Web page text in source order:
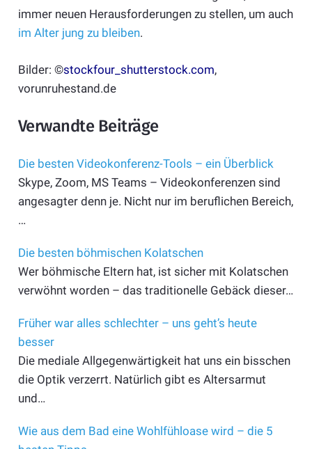
immer neuen Herausforderungen zu stellen, um auch
im Alter jung zu bleiben.
Bilder: ©stockfour_shutterstock.com,
vorunruhestand.de
Verwandte Beiträge
Die besten Videokonferenz-Tools – ein Überblick
Skype, Zoom, MS Teams – Videokonferenzen sind
angesagter denn je. Nicht nur im beruflichen Bereich,
…
Die besten böhmischen Kolatschen
Wer böhmische Eltern hat, ist sicher mit Kolatschen
verwöhnt worden – das traditionelle Gebäck dieser…
Früher war alles schlechter – uns geht’s heute
besser
Die mediale Allgegenwärtigkeit hat uns ein bisschen
die Optik verzerrt. Natürlich gibt es Altersarmut
und…
Wie aus dem Bad eine Wohlfühloase wird – die 5